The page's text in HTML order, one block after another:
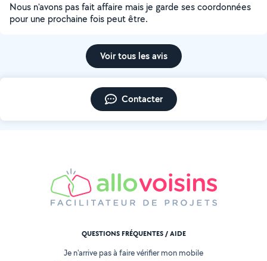
Nous n'avons pas fait affaire mais je garde ses coordonnées
pour une prochaine fois peut être.
Voir tous les avis
Contacter
QUESTIONS FRÉQUENTES / AIDE
Je n'arrive pas à faire vérifier mon mobile